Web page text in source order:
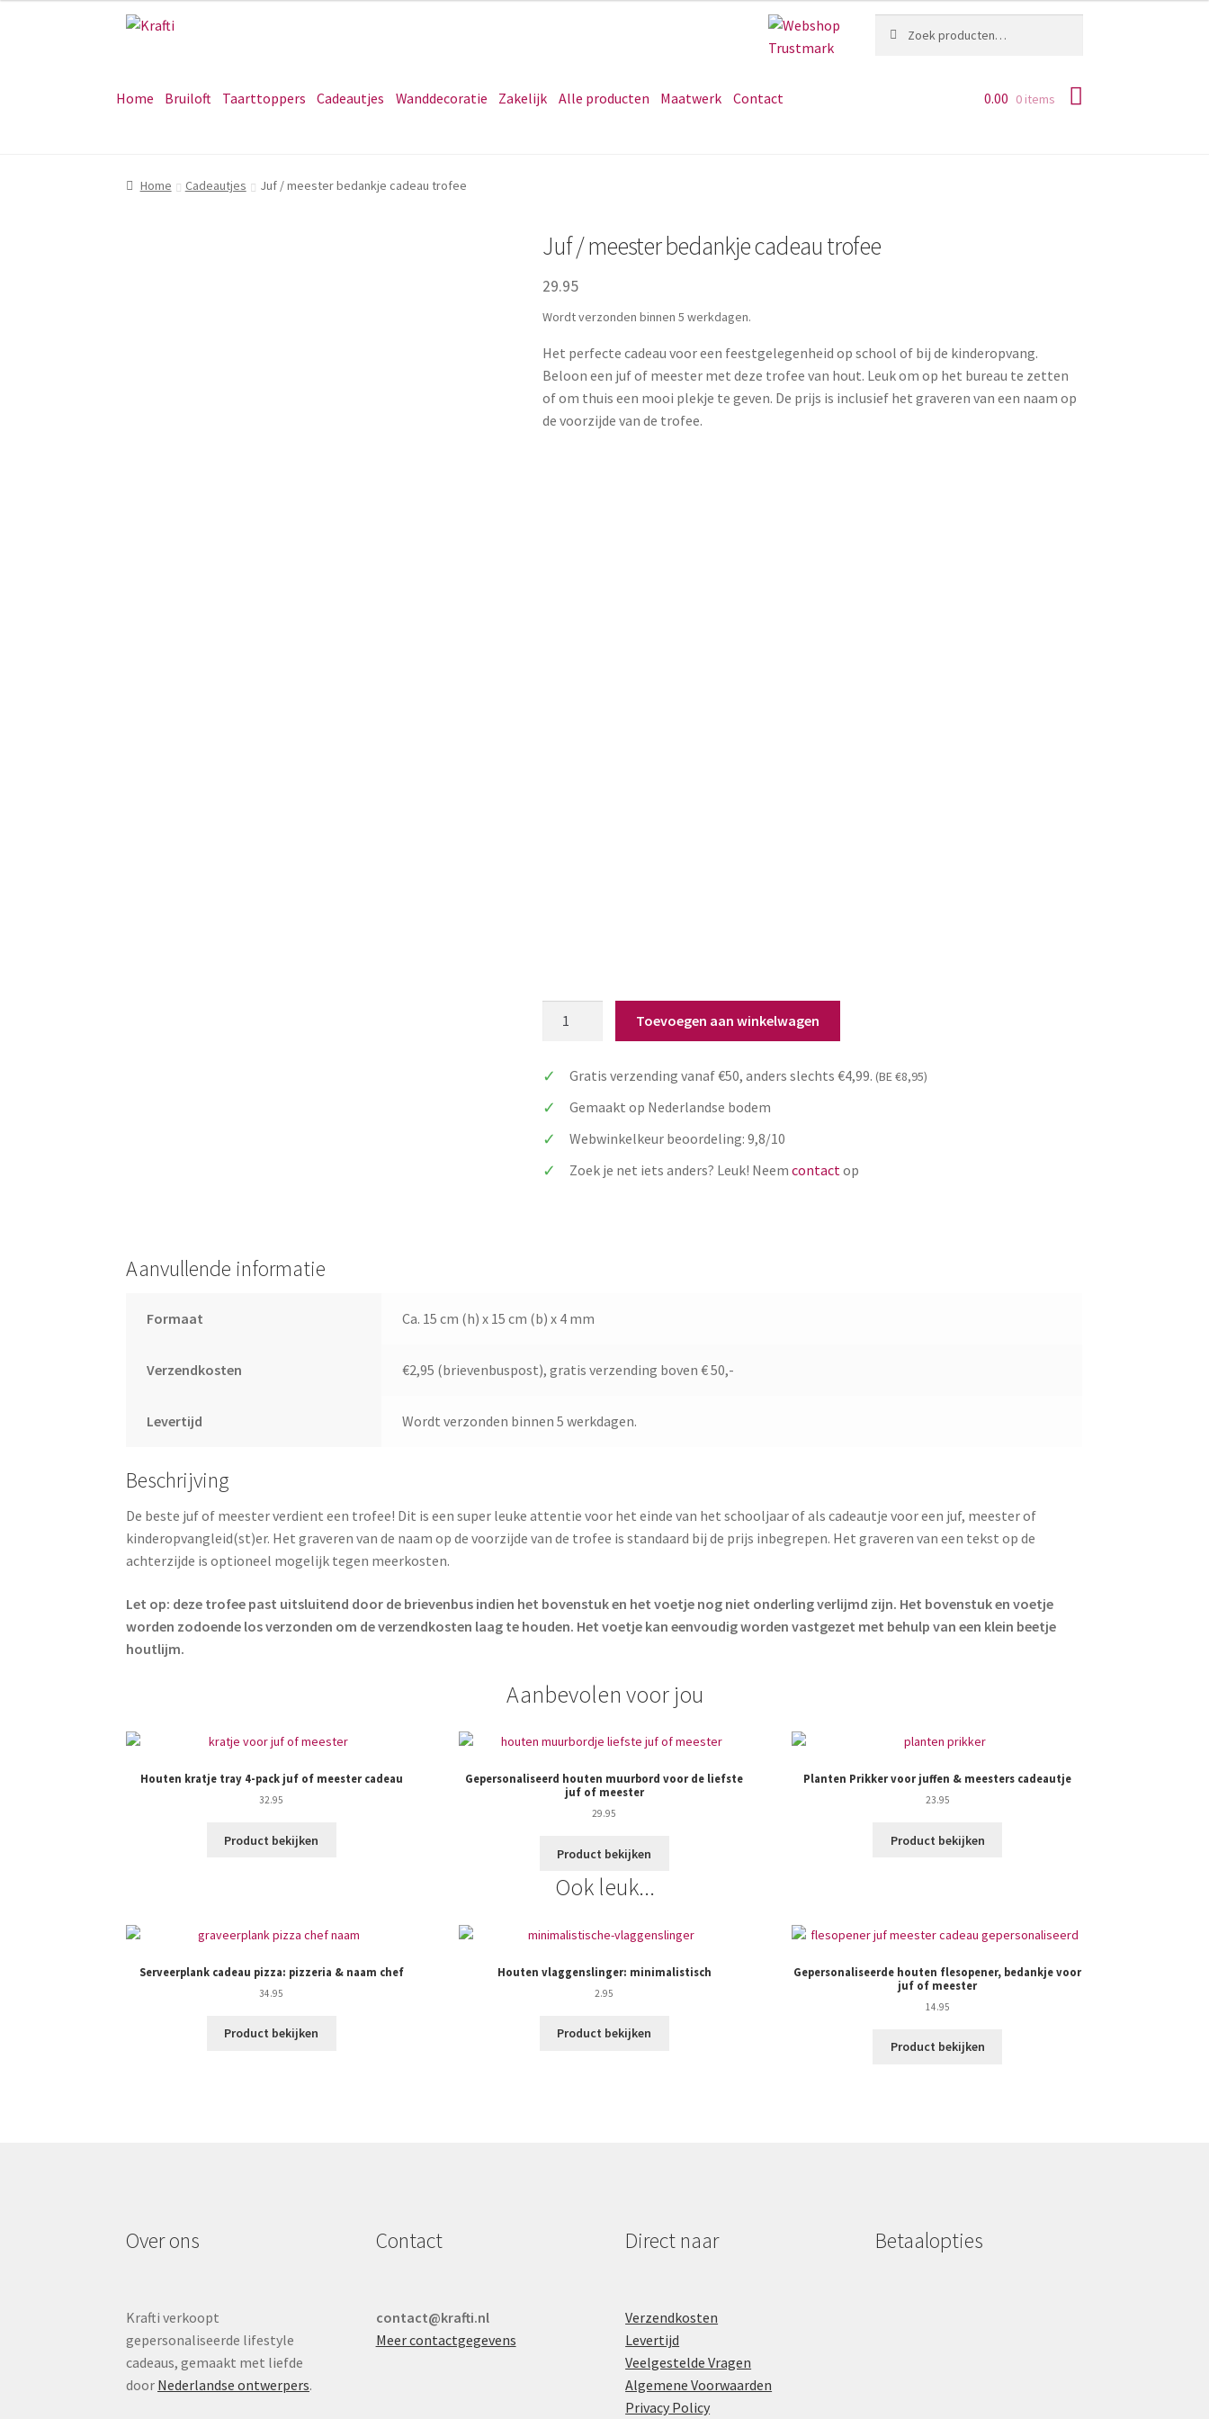
Ga
navigatie
Ga
inhoud
naar:
Home Bruiloft Taarttoppers Cadeautjes Wanddecoratie Zakelijk Alle producten Maatwerk Contact 0.00 0 items
Home Cadeautjes Juf / meester bedankje cadeau trofee
Juf / meester bedankje cadeau trofee
29.95
Wordt verzonden binnen 5 werkdagen.
Het perfecte cadeau voor een feestgelegenheid op school of bij de kinderopvang.
Beloon een juf of meester met deze trofee van hout. Leuk om op het bureau te zetten
of om thuis een mooi plekje te geven. De prijs is inclusief het graveren van een naam op
de voorzijde van de trofee.
bedankje
cadeau
aantal
Toevoegen aan winkelwagen
Gratis verzending vanaf €50, anders slechts €4,99. (BE €8,95)
Gemaakt op Nederlandse bodem
Webwinkelkeur beoordeling: 9,8/10
Zoek je net iets anders? Leuk! Neem contact op
Aanvullende informatie
Formaat Ca. 15 cm (h) x 15 cm (b) x 4 mm
Verzendkosten €2,95 (brievenbuspost), gratis verzending boven € 50,-
Levertijd Wordt verzonden binnen 5 werkdagen.
Beschrijving
De beste juf of meester verdient een trofee! Dit is een super leuke attentie voor het einde van het schooljaar of als cadeautje voor een juf, meester of
kinderopvangleid(st)er. Het graveren van de naam op de voorzijde van de trofee is standaard bij de prijs inbegrepen. Het graveren van een tekst op de
achterzijde is optioneel mogelijk tegen meerkosten.
Let op: deze trofee past uitsluitend door de brievenbus indien het bovenstuk en het voetje nog niet onderling verlijmd zijn. Het bovenstuk en voetje
worden zodoende los verzonden om de verzendkosten laag te houden. Het voetje kan eenvoudig worden vastgezet met behulp van een klein beetje
houtlijm.
Aanbevolen voor jou
Houten kratje tray 4-pack juf of meester cadeau
32.95
Product bekijken
Gepersonaliseerd houten muurbord voor de liefste
juf of meester
29.95
Product bekijken
Planten Prikker voor juffen & meesters cadeautje
23.95
Product bekijken
Ook leuk...
Serveerplank cadeau pizza: pizzeria & naam chef
34.95
Product bekijken
Houten vlaggenslinger: minimalistisch
2.95
Product bekijken
Gepersonaliseerde houten flesopener, bedankje voor
juf of meester
14.95
Product bekijken
Over ons
Krafti verkoopt
gepersonaliseerde lifestyle
cadeaus, gemaakt met liefde
door Nederlandse ontwerpers.
Contact
contact@krafti.nl
Meer contactgegevens
Direct naar
Verzendkosten
Levertijd
Veelgestelde Vragen
Algemene Voorwaarden
Privacy Policy
Betaalopties